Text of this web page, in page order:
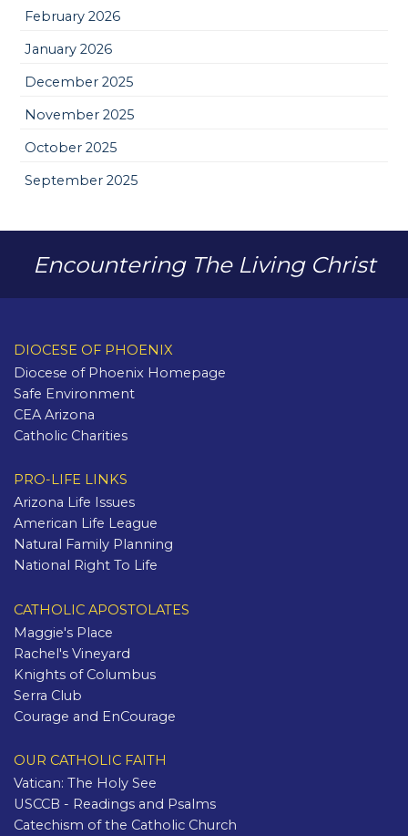
February 2026
January 2026
December 2025
November 2025
October 2025
September 2025
Encountering The Living Christ
DIOCESE OF PHOENIX
Diocese of Phoenix Homepage
Safe Environment
CEA Arizona
Catholic Charities
PRO-LIFE LINKS
Arizona Life Issues
American Life League
Natural Family Planning
National Right To Life
CATHOLIC APOSTOLATES
Maggie's Place
Rachel's Vineyard
Knights of Columbus
Serra Club
Courage and EnCourage
OUR CATHOLIC FAITH
Vatican: The Holy See
USCCB - Readings and Psalms
Catechism of the Catholic Church